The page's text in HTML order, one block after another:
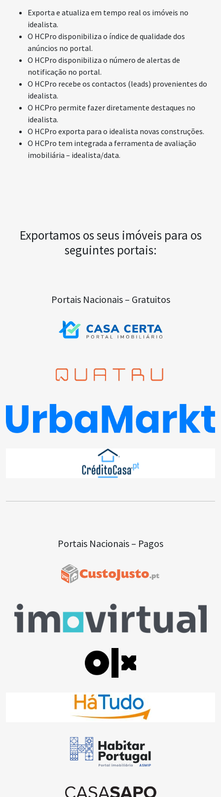
Exporta e atualiza em tempo real os imóveis no
idealista.
O HCPro disponibiliza o índice de qualidade dos
anúncios no portal.
O HCPro disponibiliza o número de alertas de
notificação no portal.
O HCPro recebe os contactos (leads) provenientes do
idealista.
O HCPro permite fazer diretamente destaques no
idealista.
O HCPro exporta para o idealista novas construções.
O HCPro tem integrada a ferramenta de avaliação
imobiliária – idealista/data.
Exportamos os seus imóveis para os
seguintes portais:
Portais Nacionais – Gratuitos
Portais Nacionais – Pagos